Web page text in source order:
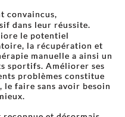
convaincus,
dans leur réussite.
le potentiel
la récupération et
manuelle a ainsi un
sportifs. Améliorer ses
problèmes constitue
le faire sans avoir besoin